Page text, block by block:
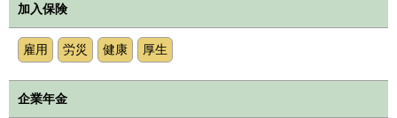
加入保険
雇用 労災 健康 厚生
企業年金